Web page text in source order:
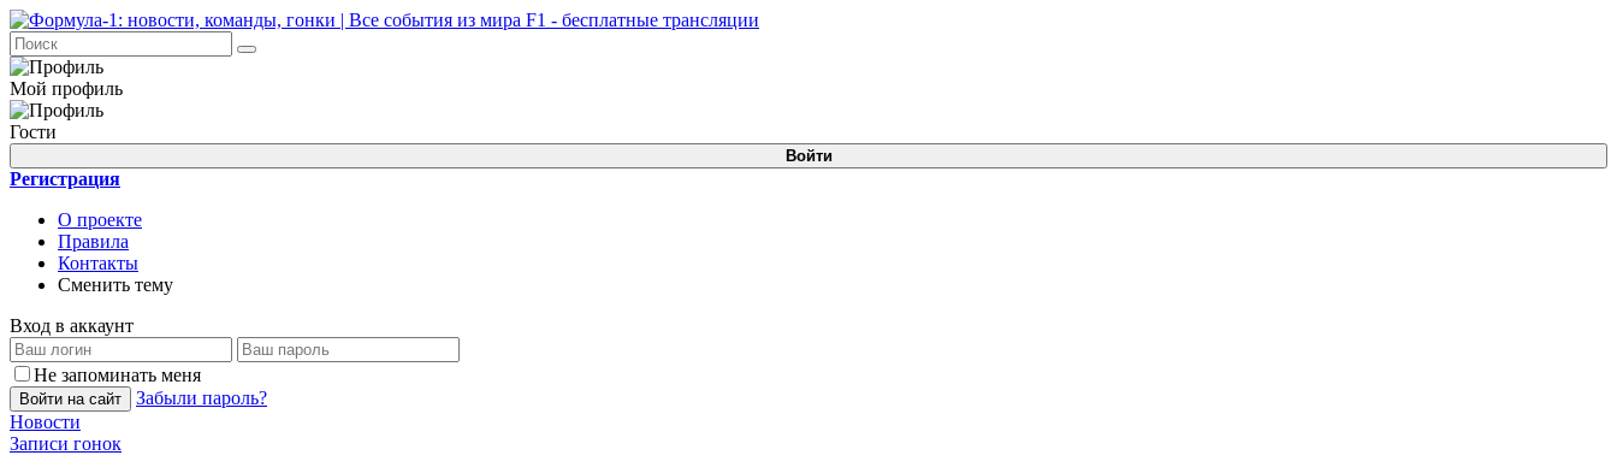
Мой профиль
Гости
Войти
Регистрация
О проекте
Правила
Контакты
Сменить тему
Вход в аккаунт
Не запоминать меня
Войти на сайт
Забыли пароль?
Новости
Записи гонок